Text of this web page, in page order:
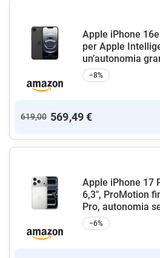
Apple iPhone
per Apple
un’autonomia
−8%
619,00 569,49 €
Apple iPhone 17
6,3", ProMotion
Pro, autonomia
−6%